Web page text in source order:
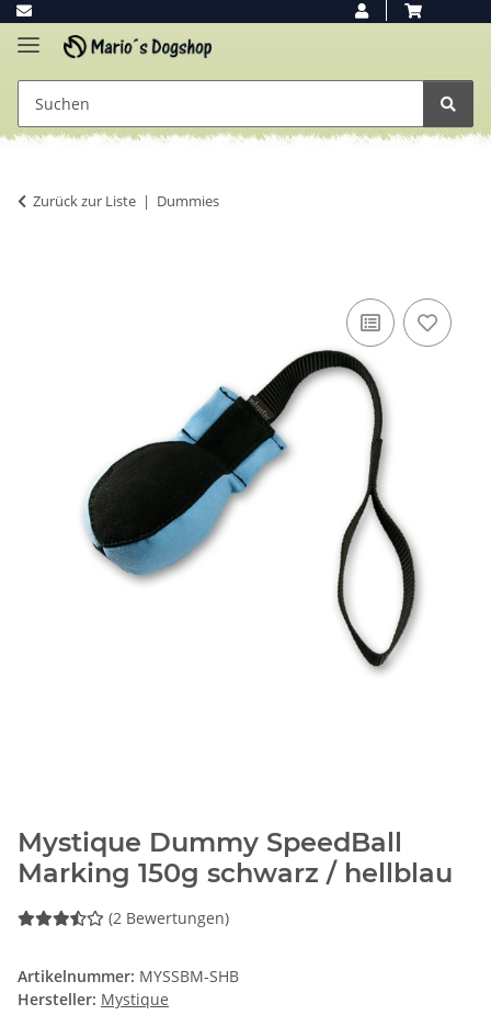
Zurück zur Liste Dummies
Mystique Dummy SpeedBall
Marking 150g schwarz / hellblau
(2 Bewertungen)
Artikelnummer: MYSSBM-SHB
Hersteller: Mystique